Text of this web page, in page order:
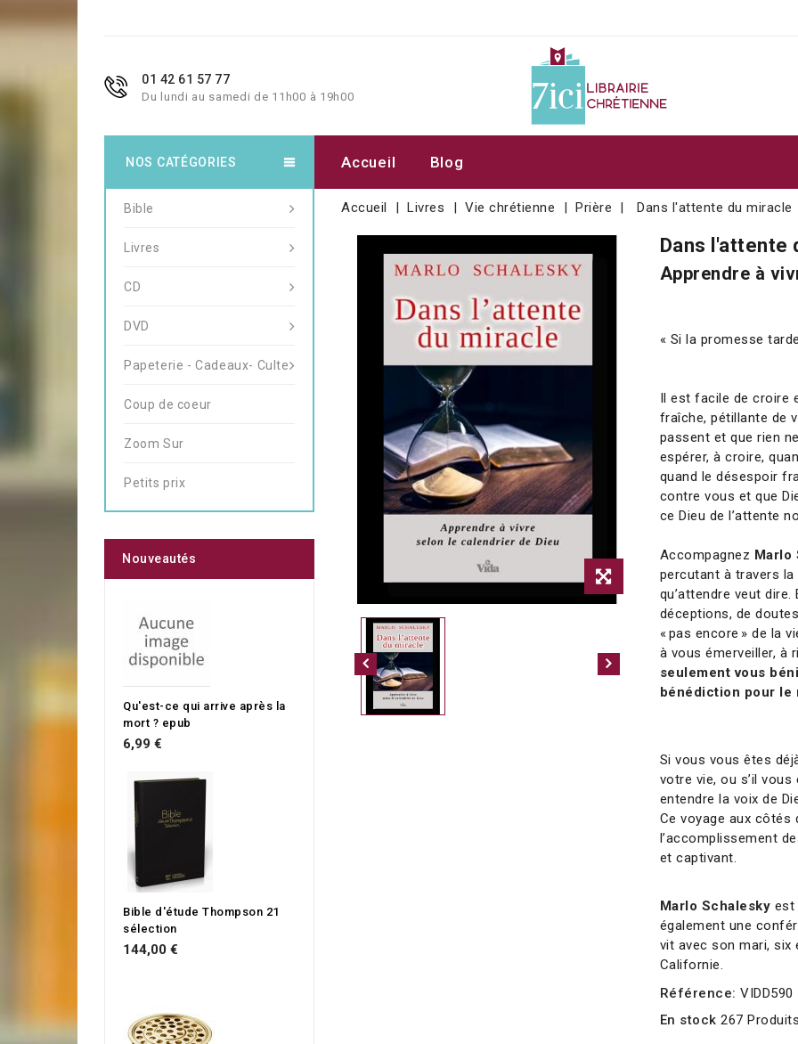
01 42 61 57 77
Du lundi au samedi de 11h00 à 19h00
Accueil Blog
Accueil Livres Vie chrétienne Prière Dans l'attente du miracle
Dans l'attente
Apprendre à
« Si la promesse
Il est facile de croire
fraîche, pétillante de
passent et que rien
espérer, à croire,
quand le désespoir
contre vous et que
ce Dieu de l’attente
Accompagnez Marlo
percutant à travers
qu’attendre veut
déceptions, de
« pas encore » de la
à vous émerveiller, à
seulement vous
bénédiction pour le
Si vous vous êtes
votre vie, ou s’il
entendre la voix de
Ce voyage aux côtés
l’accomplissement
et captivant.
Marlo Schalesky est
également une
vit avec son mari, six
Californie.
Référence: VIDD590
En stock 267
NOS CATÉGORIES
Bible
Livres
CD
DVD
Papeterie - Cadeaux- Culte
Coup de coeur
Zoom Sur
Petits prix
Nouveautés
Qu'est-ce qui arrive après la
mort ? epub
6,99 €
Bible d'étude Thompson 21
sélection
144,00 €